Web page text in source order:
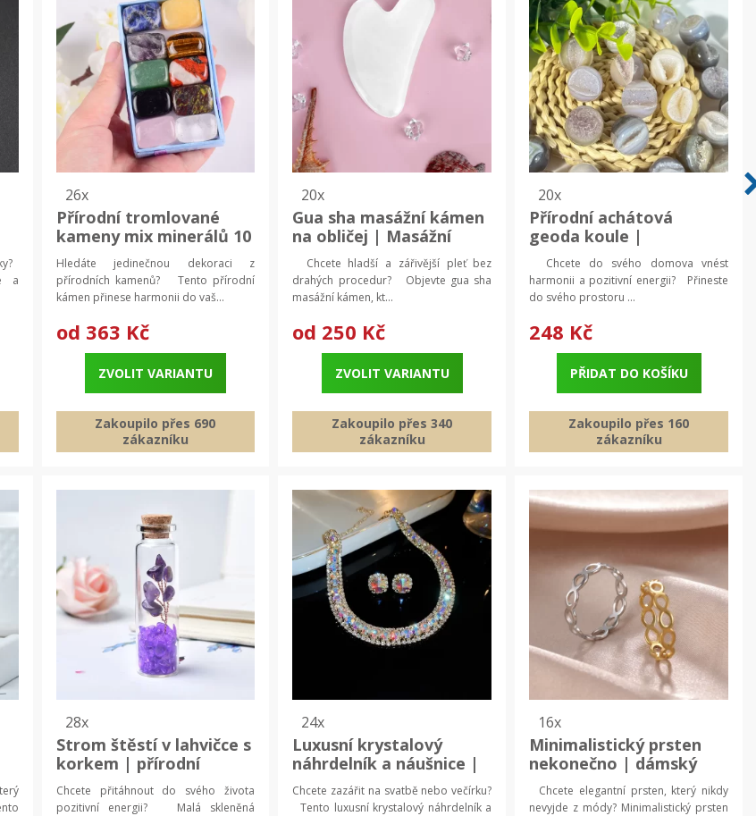
a
26x
Přírodní tromlované
kameny mix minerálů 10
ks | domácí dekorace 10
ks
Hledáte jedinečnou dekoraci z
přírodních kamenů? Tento přírodní
kámen přinese harmonii do vaš...
od 363 Kč
ZVOLIT VARIANTU
Zakoupilo přes 690
zákazníku
20x
Gua sha masážní kámen
na obličej | Masážní
pomůcka, Péče o pleť
Chcete hladší a zářivější pleť bez
drahých procedur? Objevte gua sha
masážní kámen, kt...
od 250 Kč
ZVOLIT VARIANTU
Zakoupilo přes 340
zákazníku
20x
Přírodní achátová
geoda koule |
dekorativní kámen,
přírodní minerál
Chcete do svého domova vnést
harmonii a pozitivní energii? Přineste
do svého prostoru ...
248 Kč
PŘIDAT DO KOŠÍKU
Zakoupilo přes 160
zákazníku
28x
Strom štěstí v lahvičce s
korkem | přírodní
krystaly, dekorativní
kámen
Chcete přitáhnout do svého života
pozitivní energii? Malá skleněná
24x
Luxusní krystalový
náhrdelník a náušnice |
Svatební šperky, Šperky
pro ženy
Chcete zazářit na svatbě nebo večírku?
Tento luxusní krystalový náhrdelník a
16x
Minimalistický prsten
nekonečno | dámský
šperk
Chcete elegantní prsten, který nikdy
nevyjde z módy? Minimalistický prsten